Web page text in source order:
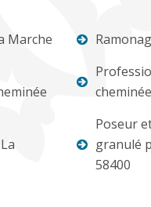
Marche
Poseur
granulé
58400